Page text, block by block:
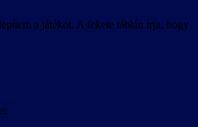
a játékot. A fekete táblán írja, hogy